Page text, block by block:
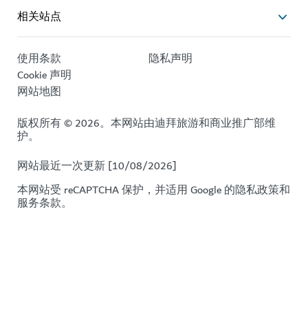
相关站点
使用条款
隐私声明
Cookie 声明
网站地图
版权所有 © 2026。本网站由迪拜旅游和商业推广部维
护。
网站最近一次更新 [10/08/2026]
本网站受 reCAPTCHA 保护，并适用 Google 的隐私政策和
服务条款。